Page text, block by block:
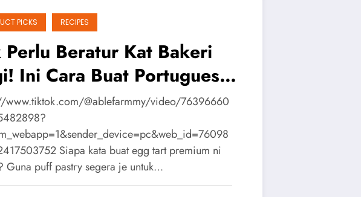
PICKS RECIPES
Perlu Beratur Kat Bakeri
Ini Cara Buat Portuguese
Tart Yang Mudah!
www.tiktok.com/@ablefarmmy/video/76396660
Siapa kata buat egg tart premium ni
Guna puff pastry segera je untuk…